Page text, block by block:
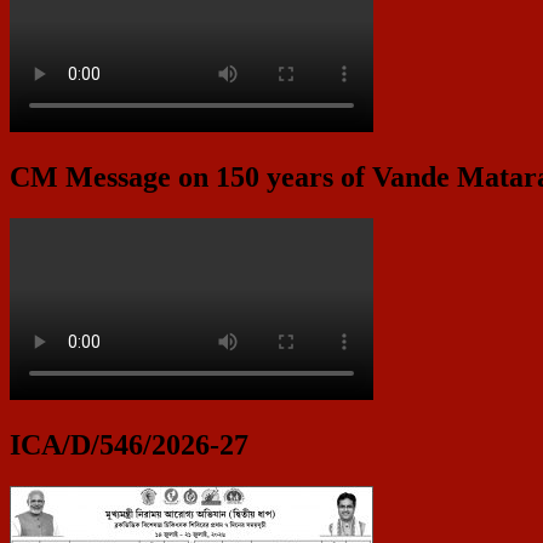
CM Message on 150 years of Vande
ICA/D/546/2026-27